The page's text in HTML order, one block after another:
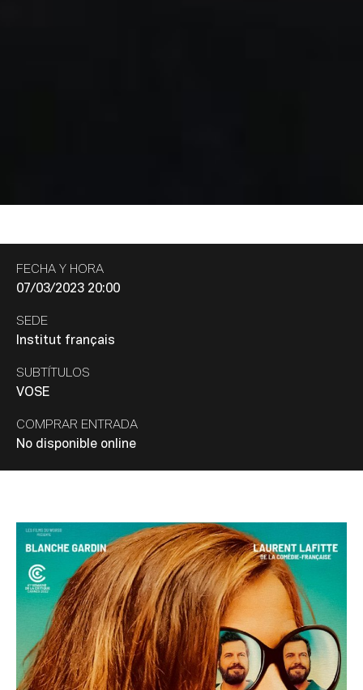
FECHA Y HORA
07/03/2023 20:00
SEDE
Institut français
SUBTÍTULOS
VOSE
COMPRAR ENTRADA
No disponible online